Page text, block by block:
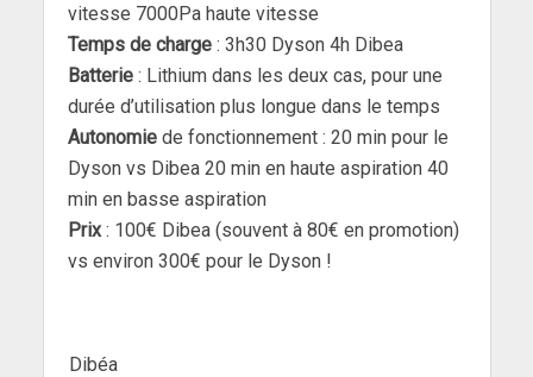
vitesse 7000Pa haute vitesse
Temps de charge: 3h30 Dyson 4h Dibea
Batterie: Lithium dans les deux cas, pour une
durée d’utilisation plus longue dans le temps
Autonomiede fonctionnement : 20 min pour le
Dyson vs Dibea 20 min en haute aspiration 40
min en basse aspiration
Prix: 100€ Dibea (souvent à 80€ en promotion)
vs environ 300€ pour le Dyson !
Dibéa